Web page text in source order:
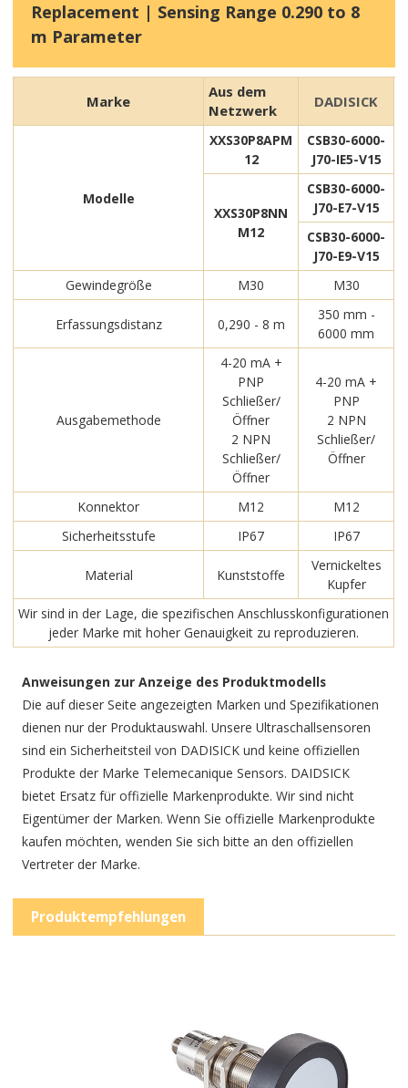
Replacement | Sensing Range 0.290 to 8
m Parameter
Marke
Aus dem
Netzwerk
DADISICK
Modelle
XXS30P8APM
12
CSB30-6000-
J70-IE5-V15
XXS30P8NN
M12
CSB30-6000-
J70-E7-V15
CSB30-6000-
J70-E9-V15
Gewindegröße
M30 M30
Erfassungsdistanz 0,290 - 8 m
350 mm -
6000 mm
Ausgabemethode
4-20 mA +
PNP
Schließer/
Öffner
2 NPN
Schließer/
Öffner
4-20 mA +
PNP
2 NPN
Schließer/
Öffner
Konnektor M12
M12
Sicherheitsstufe
IP67 IP67
Material Kunststoffe
Vernickeltes
Kupfer
Wir sind in der Lage, die spezifischen Anschlusskonfigurationen
jeder Marke mit hoher Genauigkeit zu reproduzieren.
Anweisungen zur Anzeige des Produktmodells
Die auf dieser Seite angezeigten Marken und Spezifikationen
dienen nur der Produktauswahl. Unsere Ultraschallsensoren
sind ein Sicherheitsteil von DADISICK und keine offiziellen
Produkte der Marke Telemecanique Sensors. DAIDSICK
bietet Ersatz für offizielle Markenprodukte. Wir sind nicht
Eigentümer der Marken. Wenn Sie offizielle Markenprodukte
kaufen möchten, wenden Sie sich bitte an den offiziellen
Vertreter der Marke.
Produktempfehlungen